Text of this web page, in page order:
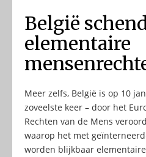
België
elementaire
Meer zelfs, België is op 10
zoveelste keer – door het
Rechten van de Mens
waarop het met
worden blijkbaar